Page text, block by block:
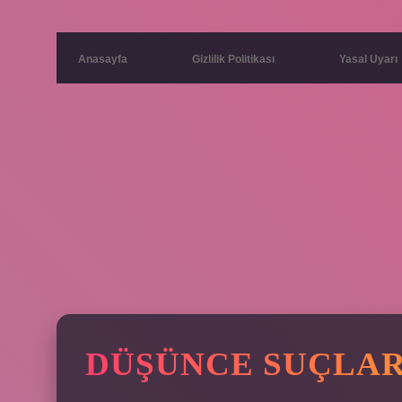
Anasayfa Gizlilik Politikası Yasal Uyarı
DÜŞÜNCE